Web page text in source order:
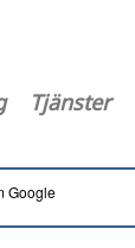
Tjänster
Google